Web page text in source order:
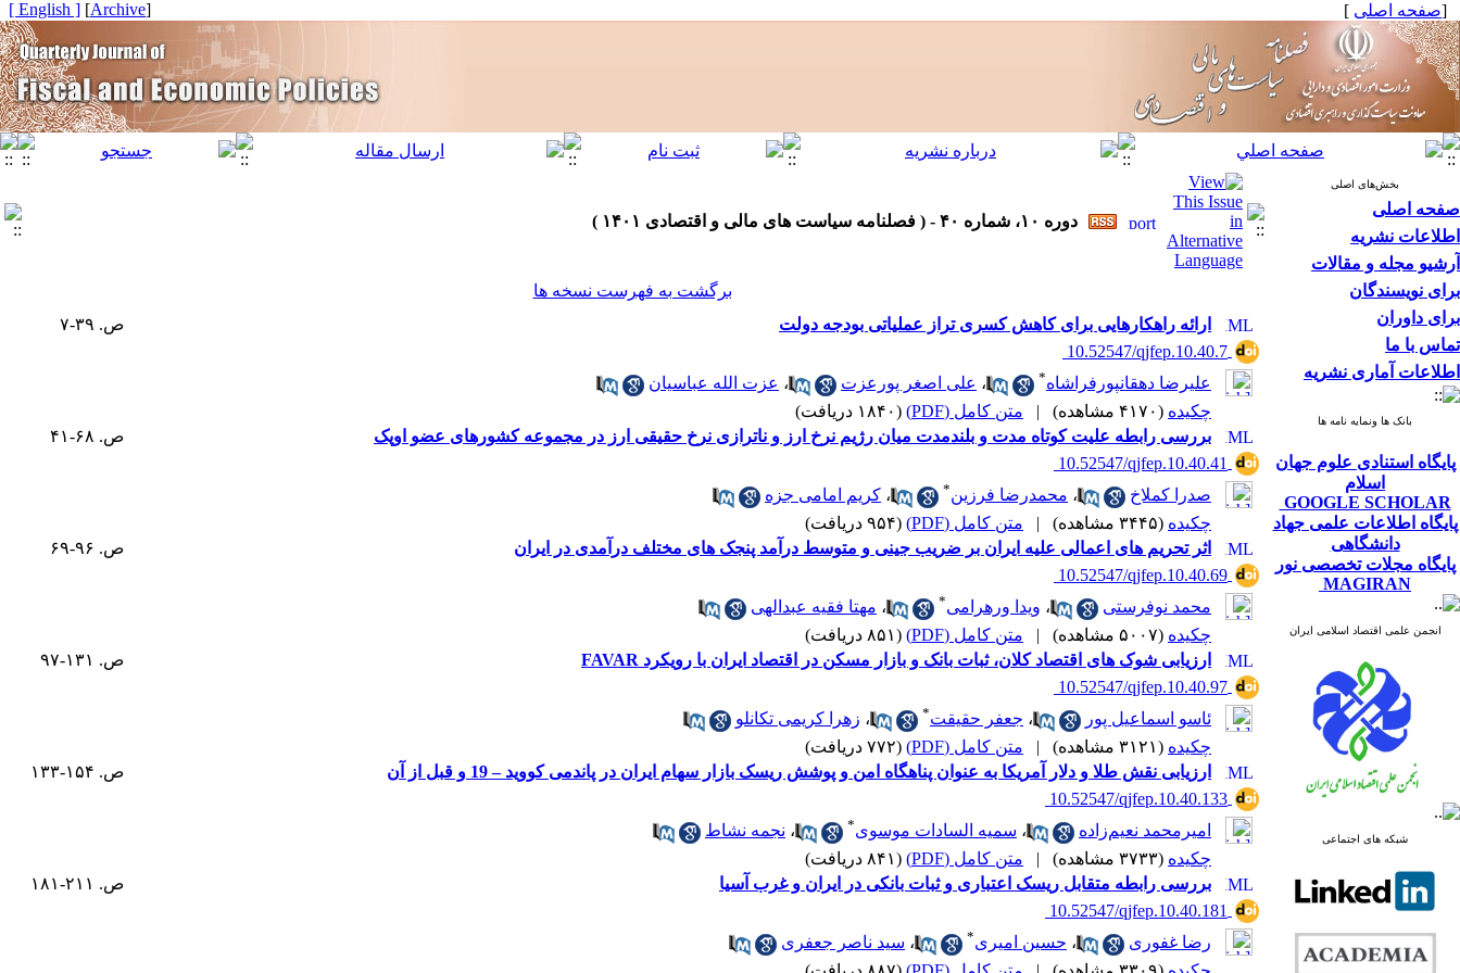
[صفحه اصلی ]
[
Archive
]
[ English ]
بخش‌های اصلی
صفحه اصلی
اطلاعات نشریه
آرشیو مجله و مقالات
برای نویسندگان
برای داوران
تماس با ما
اطلاعات آماری نشریه
بانک ها ونمایه نامه ها
پایگاه استنادی علوم جهان
اسلام
GOOGLE SCHOLAR
پایگاه اطلاعات علمی جهاد
دانشگاهی
پایگاه مجلات تخصصی نور
MAGIRAN
انجمن علمی اقتصاد اسلامی ایران
شبکه های اجتماعی
دوره ۱۰، شماره ۴۰ - ( فصلنامه سیاست های مالی و اقتصادی ۱۴۰۱ )
برگشت به فهرست نسخه ها
ارائه راهکارهایی برای کاهش کسری تراز عملیاتی بودجه دولت
ص. ۳۹-۷
‎ 10.52547/qjfep.10.40.7
علیرضا دهقانپورفراشاه* ، علی اصغر پورعزت ، عزت الله عباسیان
چکیده (۴۱۷۰ مشاهده) | متن کامل (PDF)
(۱۸۴۰ دریافت)
بررسی رابطه علیت کوتاه مدت و بلندمدت میان رژیم نرخ ارز و ناترازی نرخ حقیقی ارز در مجموعه کشورهای عضو اوپک
ص. ۶۸-۴۱
‎ 10.52547/qjfep.10.40.41
صدرا کملاخ
، محمدرضا فرزین* ، کریم امامی جزه
چکیده (۳۴۴۵ مشاهده) | متن کامل (PDF)
(۹۵۴ دریافت)
اثر تحریم های اعمالی علیه ایران بر ضریب جینی و متوسط درآمد پنجک های مختلف درآمدی در ایران
ص. ۹۶-۶۹
‎ 10.52547/qjfep.10.40.69
محمد نوفرستی
، ویدا ورهرامی* ، مهتا فقیه عبدالهی
چکیده (۵۰۰۷ مشاهده) | متن کامل (PDF)
(۸۵۱ دریافت)
ارزیابی شوک های اقتصاد کلان، ثبات بانک و بازار مسکن در اقتصاد ایران با رویکرد FAVAR
ص. ۱۳۱-۹۷
‎ 10.52547/qjfep.10.40.97
ئاسو اسماعیل پور
، جعفر حقیقت* ، زهرا کریمی تکانلو
چکیده (۳۱۲۱ مشاهده) | متن کامل (PDF)
(۷۷۲ دریافت)
ارزیابی نقش طلا و دلار آمریکا به عنوان پناهگاه امن و پوشش ریسک بازار سهام ایران در پاندمی کووید – 19 و قبل از آن
ص. ۱۵۴-۱۳۳
‎ 10.52547/qjfep.10.40.133
امیرمحمد نعیم‌زاده
، سمیه السادات موسوی* ، نجمه نشاط
چکیده (۳۷۳۳ مشاهده) | متن کامل (PDF)
(۸۴۱ دریافت)
بررسی رابطه متقابل ریسک اعتباری و ثبات بانکی در ایران و غرب آسیا
ص. ۲۱۱-۱۸۱
‎ 10.52547/qjfep.10.40.181
رضا غفوری
، حسین امیری* ، سید ناصر جعفری